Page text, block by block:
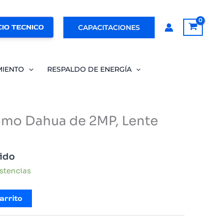
TECNICO CAPACITACIONES
RESPALDO DE ENERGÍA
Dahua de 2MP, Lente